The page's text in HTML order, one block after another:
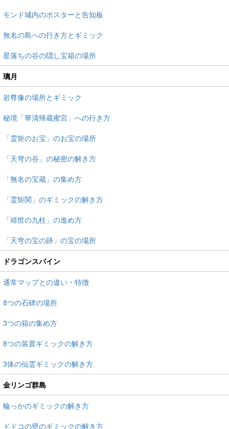
モンド城内のポスターと告知板
無名の島への行き方とギミック
星落ちの谷の隠し宝箱の場所
璃月
岩尊像の場所とギミック
秘境「華清帰蔵蜜宮」への行き方
「霊矩のお宝」のお宝の場所
「天穹の谷」の秘密の解き方
「無名の宝蔵」の集め方
「霊矩関」のギミックの解き方
「靖世の九柱」の進め方
「天穹の宝の跡」の宝の場所
ドラゴンスパイン
通常マップとの違い・特徴
8つの石碑の場所
3つの箱の集め方
8つの装置ギミックの解き方
3体の仙霊ギミックの解き方
金リンゴ群島
輪っかのギミックの解き方
ドドコの壁のギミックの解き方